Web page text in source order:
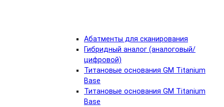
Абатменты для сканирования
Гибридный аналог (аналоговый/
цифровой)
Титановые основания GM Titanium
Base
Титановые основания GM Titanium
Base